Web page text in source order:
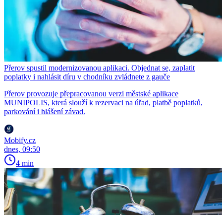
Přerov spustil modernizovanou aplikaci. Objednat se, zaplatit
poplatky i nahlásit díru v chodníku zvládnete z gauče
Přerov provozuje přepracovanou verzi městské aplikace
MUNIPOLIS, která slouží k rezervaci na úřad, platbě poplatků,
parkování i hlášení závad.
Mobify.cz
dnes, 09:50
4 min